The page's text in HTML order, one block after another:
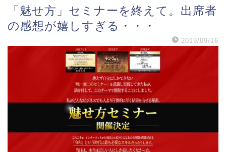
「魅せ方」セミナーを終えて。出席者
の感想が嬉しすぎる・・・
2019/09/16